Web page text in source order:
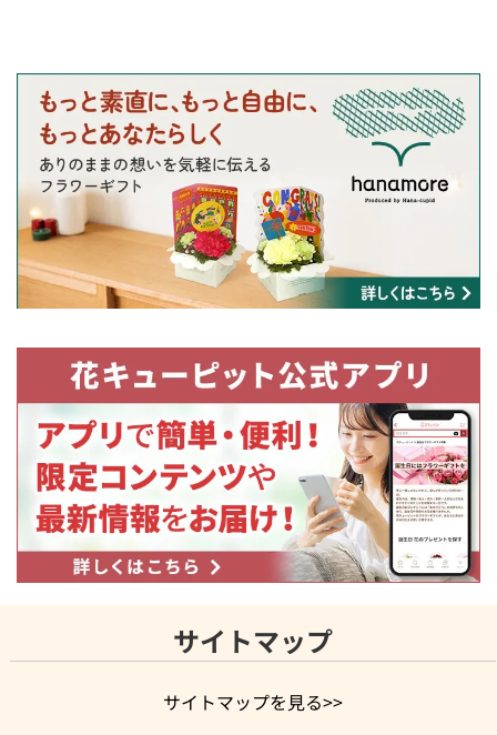
サイトマップ
サイトマップを見る>>